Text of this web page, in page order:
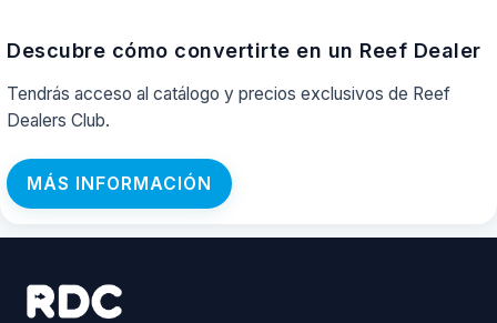
Descubre cómo convertirte en un Reef Dealer
Tendrás acceso al catálogo y precios exclusivos de Reef
Dealers Club.
MÁS INFORMACIÓN